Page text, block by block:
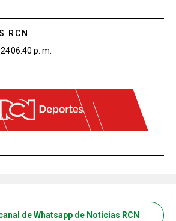
RCN
06:40 p. m.
de Whatsapp de Noticias RCN